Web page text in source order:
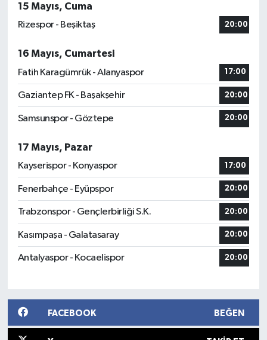
15 Mayıs, Cuma
Rizespor - Beşiktaş
20:00
16 Mayıs, Cumartesi
Fatih Karagümrük - Alanyaspor
17:00
Gaziantep FK - Başakşehir 20:00
Samsunspor - Göztepe 20:00
17 Mayıs, Pazar
Kayserispor - Konyaspor
17:00
Fenerbahçe - Eyüpspor 20:00
Trabzonspor - Gençlerbirliği S.K. 20:00
Kasımpaşa - Galatasaray 20:00
Antalyaspor - Kocaelispor 20:00
FACEBOOK BEĞEN